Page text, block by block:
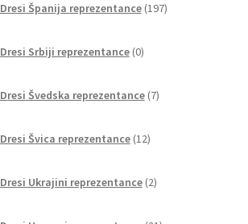
Dresi Španija reprezentance 197izdelkov
Dresi Srbiji reprezentance 0izdelkov
Dresi Švedska reprezentance 7izdelkov
Dresi Švica reprezentance 12izdelkov
Dresi Ukrajini reprezentance 2izdelka